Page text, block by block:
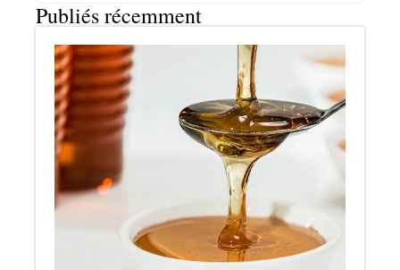
Publiés récemment